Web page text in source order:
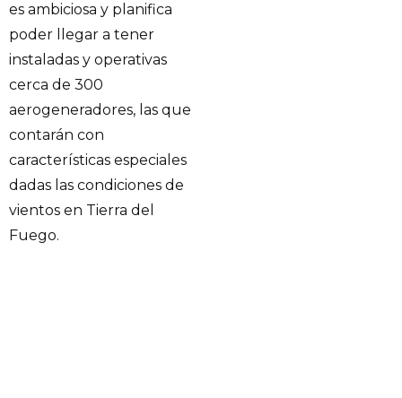
es ambiciosa y planifica
poder llegar a tener
instaladas y operativas
cerca de 300
aerogeneradores, las que
contarán con
características especiales
dadas las condiciones de
vientos en Tierra del
Fuego.